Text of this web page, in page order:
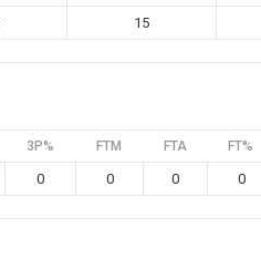
15
3P% FTM FTA FT%
0 0 0 0